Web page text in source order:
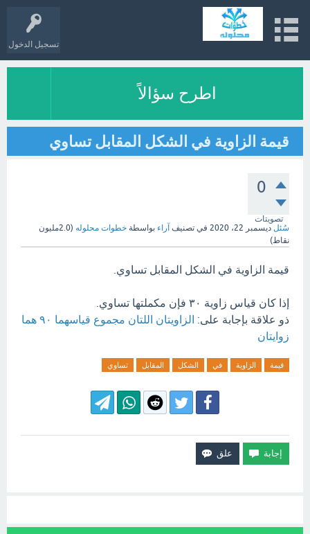
تسجيل الدخول
اطرح سؤالاً
قيمة الزاوية في الشكل المقابل تساوي
0
تصويتات
سُئل ديسمبر 22، 2020 في تصنيف آراء بواسطة خطوات محلوله (2.0مليون
نقاط)
قيمة الزاوية في الشكل المقابل تساوي.
إذا كان قياس زاوية ٣٠ فإن مكملتها تساوي.
ذو علاقة بإجابة على:
الزاويتان اللتان مجموع قياسهما ٩٠ هما
زوايتان
قيمة الزاوية في الشكل المقابل تساوي